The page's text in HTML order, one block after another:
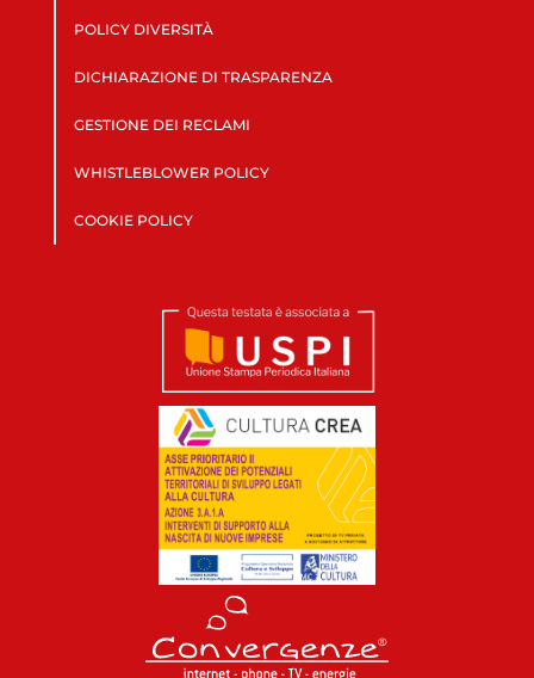
POLICY DIVERSITÀ
DICHIARAZIONE DI TRASPARENZA
GESTIONE DEI RECLAMI
WHISTLEBLOWER POLICY
COOKIE POLICY